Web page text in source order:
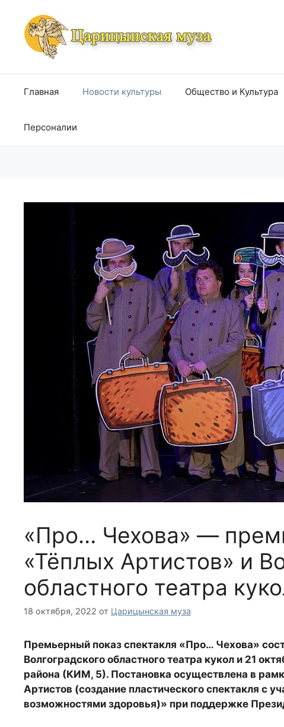
содержимому
Главная Новости культуры Общество и Культура
Персоналии
«Про… Чехова» —
«Тёплых Артистов» и
областного театра
18 октября, 2022 от Царицынская муза
Премьерный показ спектакля «Про… Чехова»
Волгоградского областного театра кукол и 21
района (КИМ, 5). Постановка осуществлена в
Артистов (создание пластического спектакля с
возможностями здоровья)» при поддержке